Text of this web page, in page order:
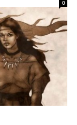
0